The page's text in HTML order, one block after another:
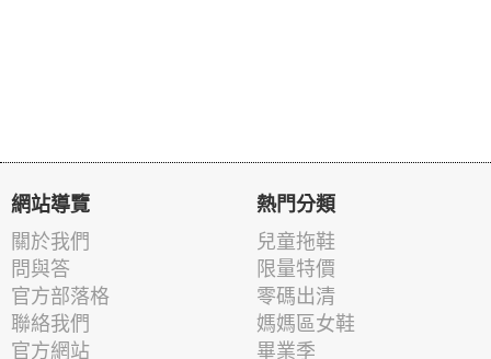
網站導覽
關於我們
問與答
官方部落格
聯絡我們
官方網站
熱門分類
兒童拖鞋
限量特價
零碼出清
媽媽區女鞋
畢業季